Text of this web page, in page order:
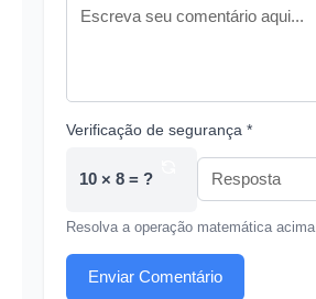
Verificação de segurança *
10 × 8 = ?
Resolva a operação matemática acima
Enviar Comentário